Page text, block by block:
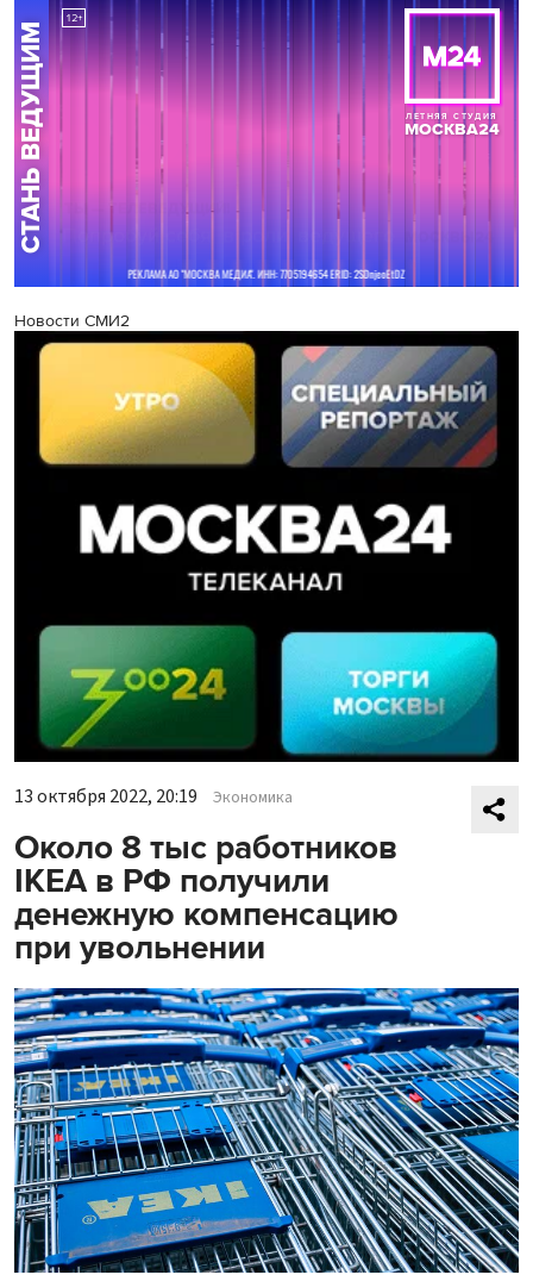
Новости СМИ2
13 октября 2022, 20:19 Экономика
Около 8 тыс работников
IKEA в РФ получили
денежную компенсацию
при увольнении